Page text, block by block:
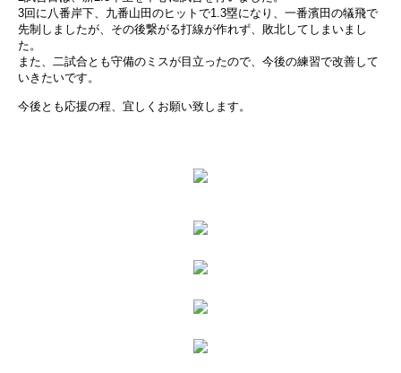
3回に八番岸下、九番山田のヒットで1.3塁になり、一番濱田の犠飛で
先制しましたが、その後繋がる打線が作れず、敗北してしまいまし
た。
また、二試合とも守備のミスが目立ったので、今後の練習で改善して
いきたいです。
今後とも応援の程、宜しくお願い致します。